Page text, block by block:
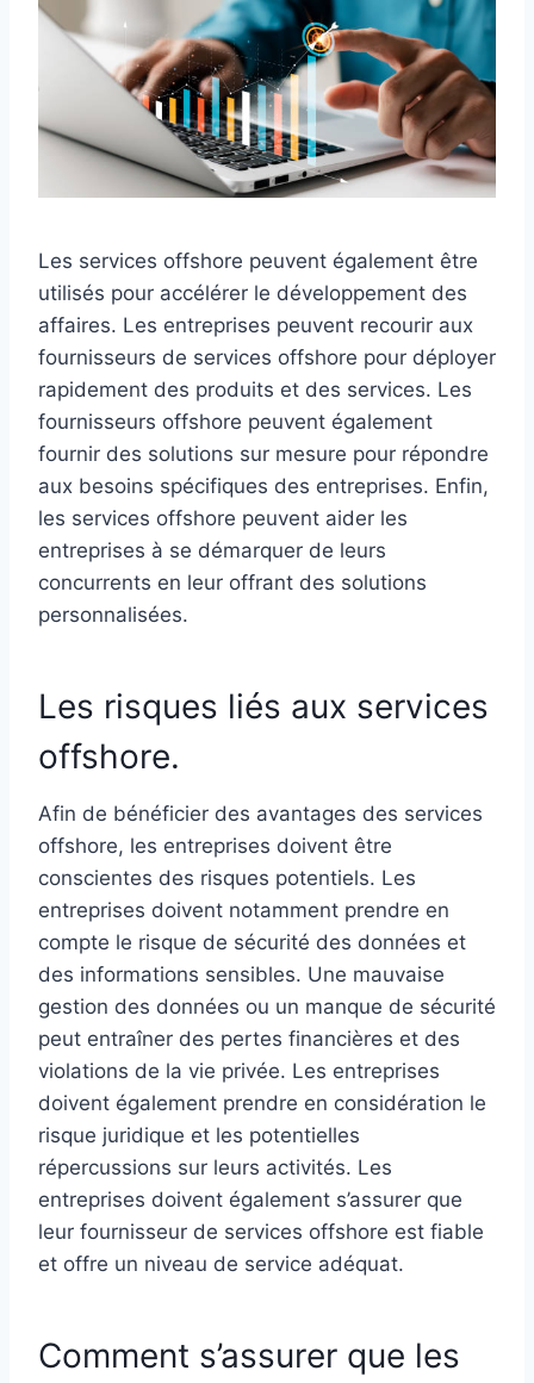
Les services offshore peuvent également être
utilisés pour accélérer le développement des
affaires. Les entreprises peuvent recourir aux
fournisseurs de services offshore pour déployer
rapidement des produits et des services. Les
fournisseurs offshore peuvent également
fournir des solutions sur mesure pour répondre
aux besoins spécifiques des entreprises. Enfin,
les services offshore peuvent aider les
entreprises à se démarquer de leurs
concurrents en leur offrant des solutions
personnalisées.
Les risques liés aux services
offshore.
Afin de bénéficier des avantages des services
offshore, les entreprises doivent être
conscientes des risques potentiels. Les
entreprises doivent notamment prendre en
compte le risque de sécurité des données et
des informations sensibles. Une mauvaise
gestion des données ou un manque de sécurité
peut entraîner des pertes financières et des
violations de la vie privée. Les entreprises
doivent également prendre en considération le
risque juridique et les potentielles
répercussions sur leurs activités. Les
entreprises doivent également s’assurer que
leur fournisseur de services offshore est fiable
et offre un niveau de service adéquat.
Comment s’assurer que les